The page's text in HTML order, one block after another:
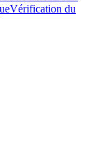
Vérification du